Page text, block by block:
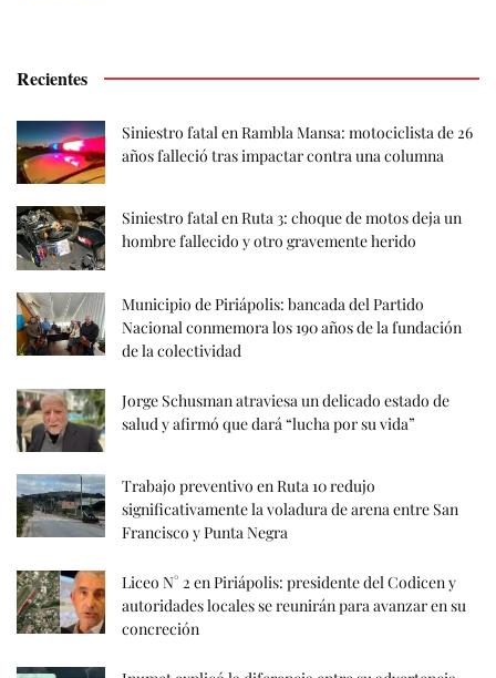
Recientes
Siniestro fatal en Rambla Mansa: motociclista de 26
años falleció tras impactar contra una columna
Siniestro fatal en Ruta 3: choque de motos deja un
hombre fallecido y otro gravemente herido
Municipio de Piriápolis: bancada del Partido
Nacional conmemora los 190 años de la fundación
de la colectividad
Jorge Schusman atraviesa un delicado estado de
salud y afirmó que dará “lucha por su vida”
Trabajo preventivo en Ruta 10 redujo
significativamente la voladura de arena entre San
Francisco y Punta Negra
Liceo N° 2 en Piriápolis: presidente del Codicen y
autoridades locales se reunirán para avanzar en su
concreción